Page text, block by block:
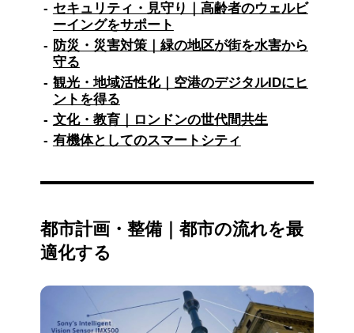
セキュリティ・見守り｜高齢者のウェルビ
ーイングをサポート
防災・災害対策｜緑の地区が街を水害から
守る
観光・地域活性化｜空港のデジタルIDにヒ
ントを得る
文化・教育｜ロンドンの世代間共生
有機体としてのスマートシティ
都市計画・整備｜都市の流れを最
適化する